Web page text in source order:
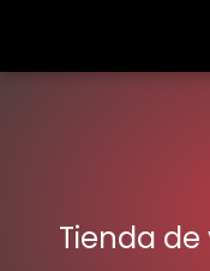
Tienda